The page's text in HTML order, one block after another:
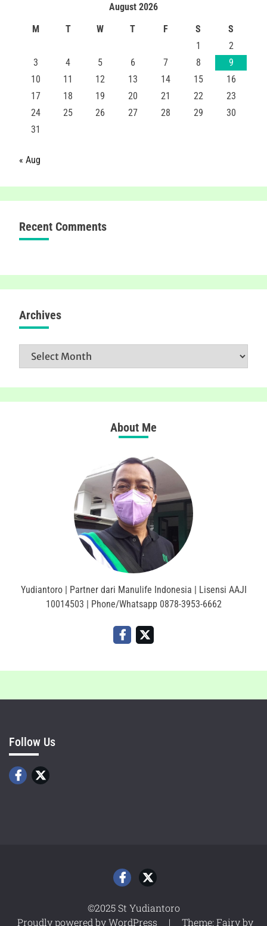
August 2026
M
T W T F S
S
1
2
3
4 5 6 7 8
9
10
11 12 13 14 15
16
17
18 19 20 21 22
23
24
25 26 27 28 29
30
31
« Aug
Recent Comments
Archives
Archives
About Me
Yudiantoro | Partner dari Manulife Indonesia | Lisensi AAJI
10014503 | Phone/Whatsapp 0878-3953-6662
Follow Us
©2025 St Yudiantoro
Proudly powered by WordPress
| Theme: Fairy by